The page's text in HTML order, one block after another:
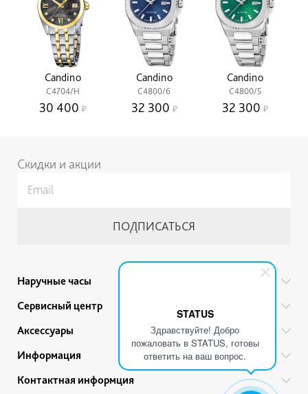
STATUS
Здравствуйте! Добро
пожаловать в STATUS, готовы
ответить на ваш вопрос.
Candino
C4704/H
30 400
Candino
C4800/6
32 300
Candino
C4800/5
32 300
Скидки и акции
Наручные часы
Все бренды
Женские часы
Детские часы
Сервисный центр
Гарантийный ремонт
Прайс
Советы по уходу
Аксессуары
Ручки
Ремешки для часов
Информация
Привилегии
Контактная информция